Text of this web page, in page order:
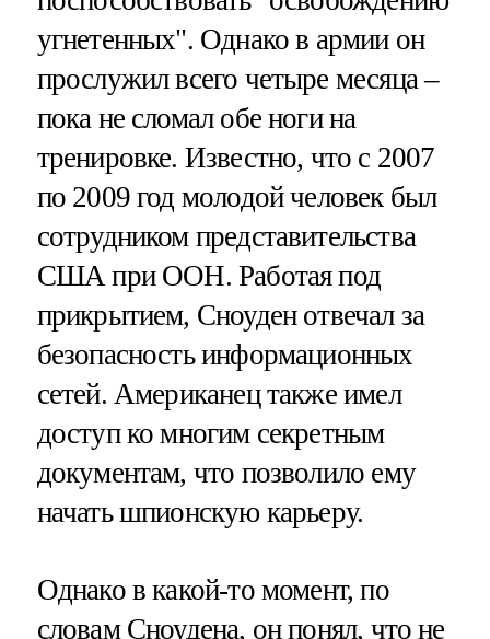
угнетенных". Однако в армии он
прослужил всего четыре месяца –
пока не сломал обе ноги на
тренировке. Известно, что с 2007
по 2009 год молодой человек был
сотрудником представительства
США при ООН. Работая под
прикрытием, Сноуден отвечал за
безопасность информационных
сетей. Американец также имел
доступ ко многим секретным
документам, что позволило ему
начать шпионскую карьеру.
Однако в какой-то момент, по
словам Сноудена, он понял, что не